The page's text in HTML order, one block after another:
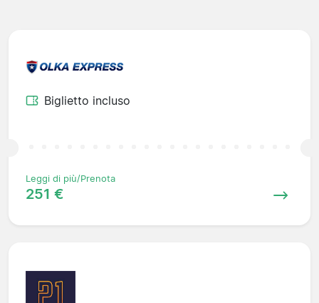
Biglietto incluso
Leggi di più/Prenota
251 €